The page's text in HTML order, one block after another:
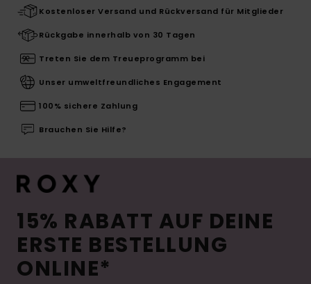
Kostenloser Versand und Rückversand für Mitglieder
Rückgabe innerhalb von 30 Tagen
Treten Sie dem Treueprogramm bei
Unser umweltfreundliches Engagement
100% sichere Zahlung
Brauchen Sie Hilfe?
15% RABATT AUF DEINE
ERSTE BESTELLUNG
ONLINE*